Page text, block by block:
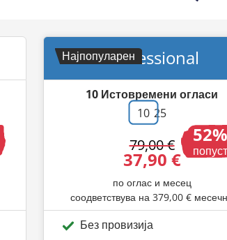
НајпопуларенProfessional
10 Истовремени огласи
10 25
79,00 € 52
попуст
37,90 €
по оглас и месец
соодветствува на 379,00 €
Без провизија